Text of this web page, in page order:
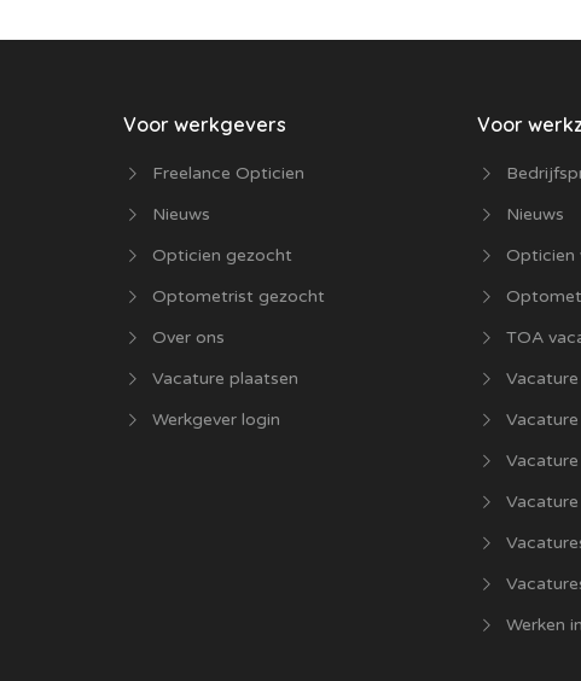
Voor werkgevers
Freelance Opticien
Nieuws
Opticien gezocht
Optometrist gezocht
Over ons
Vacature plaatsen
Werkgever login
Voor
Nieuws
Opticien
TOA
Werken